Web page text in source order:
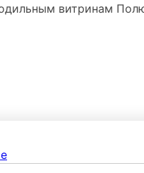
витринам